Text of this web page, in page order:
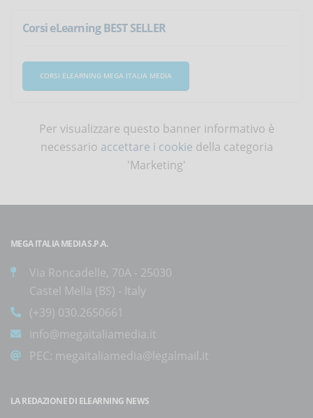
Corsi eLearning BEST SELLER
CORSI ELEARNING MEGA ITALIA MEDIA
Per visualizzare questo banner informativo è
necessario accettare i cookie della categoria
'Marketing'
MEGA ITALIA MEDIA S.P.A.
Via Roncadelle, 70A - 25030
Castel Mella (BS) - Italy
(+39) 030.2650661
info@megaitaliamedia.it
PEC: megaitaliamedia@legalmail.it
LA REDAZIONE DI ELEARNING NEWS